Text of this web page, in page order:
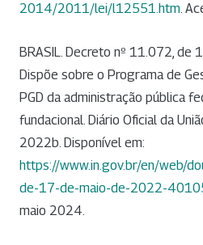
2014/2011/lei/l12551.htm.
BRASIL. Decreto nº 11.072, de
Dispõe sobre o Programa de
PGD da administração pública
fundacional. Diário Oficial da
2022b. Disponível em:
https://www.in.gov.br/en/web/
de-17-de-maio-de-2022-
maio 2024.